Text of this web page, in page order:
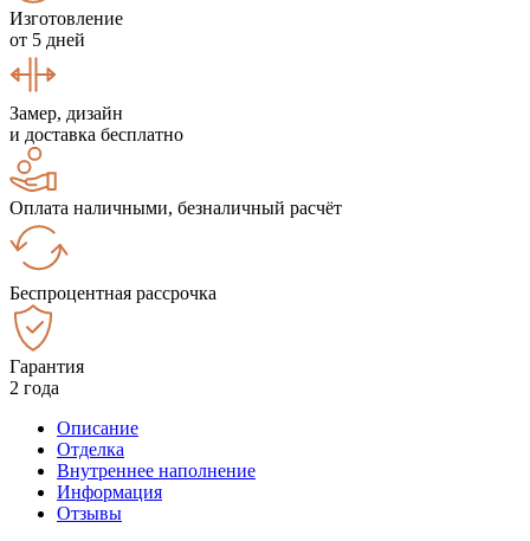
Изготовление
от 5 дней
Замер, дизайн
и доставка бесплатно
Оплата наличными, безналичный расчёт
Беспроцентная рассрочка
Гарантия
2 года
Описание
Отделка
Внутреннее наполнение
Информация
Отзывы